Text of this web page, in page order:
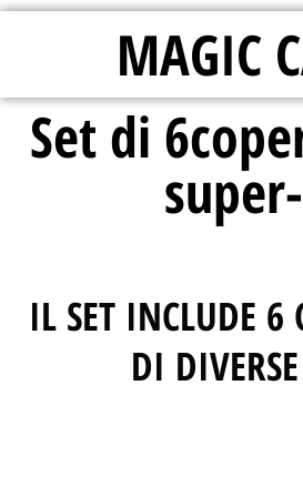
MAGIC
Set di
IL SET INCLUDE 6
DI